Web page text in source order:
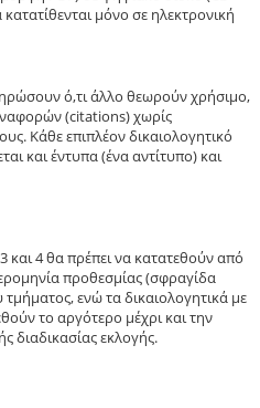
μόνο σε ηλεκτρονική
ό,τι άλλο θεωρούν χρήσιμο,
(citations) χωρίς
Κάθε επιπλέον δικαιολογητικό
και έντυπα (ένα αντίτυπο) και
και 4 θα πρέπει να κατατεθούν από
προθεσμίας (σφραγίδα
ενώ τα δικαιολογητικά με
το αργότερο μέχρι και την
διαδικασίας εκλογής.